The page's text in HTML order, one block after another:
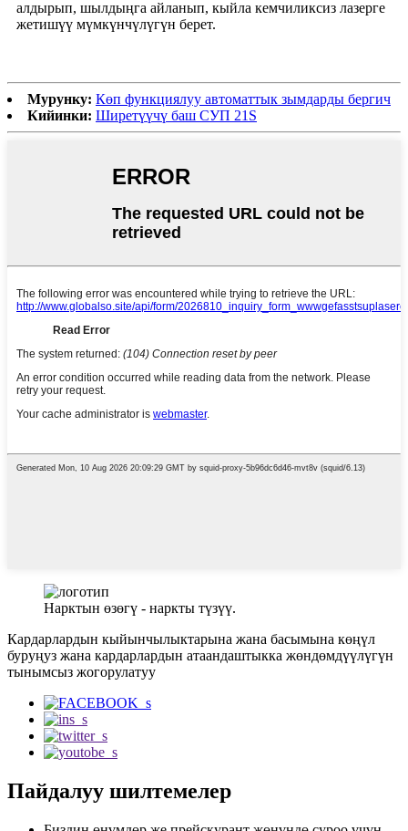
алдырып, шылдыңга айланып, кыйла кемчиликсиз лазерге
жетишүү мүмкүнчүлүгүн берет.
Мурунку: Көп функциялуу автоматтык зымдарды бергич
Кийинки: Ширетүүчү баш СУП 21S
Нарктын өзөгү - наркты түзүү.
Кардарлардын кыйынчылыктарына жана басымына көңүл
буруңуз жана кардарлардын атаандаштыкка жөндөмдүүлүгүн
тынымсыз жогорулатуу
Пайдалуу шилтемелер